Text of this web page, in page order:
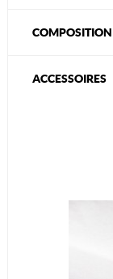
COMPOSITION
ACCESSOIRES